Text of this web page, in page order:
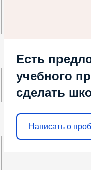
Есть
учебного
сделать
Написать о